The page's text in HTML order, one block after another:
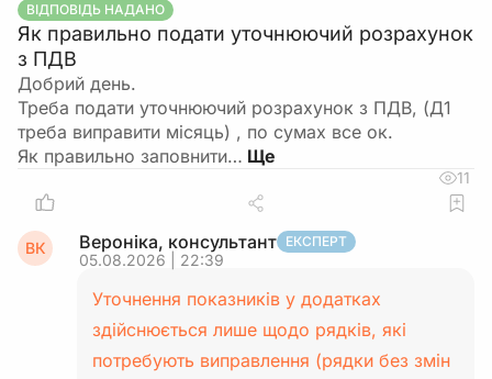
ВІДПОВІДЬ НАДАНО
Як правильно подати уточнюючий розрахунок
з ПДВ
Добрий день.
Треба подати уточнюючий розрахунок з ПДВ, (Д1
треба виправити місяць) , по сумах все ок.
Як правильно заповнити…
11
ВК Вероніка, консультант ЕКСПЕРТ
05.08.2026 | 22:39
Уточнення показників у додатках
здійснюється лише щодо рядків, які
потребують виправлення (рядки без змін